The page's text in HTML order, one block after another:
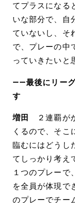
てプラスになる
いな部分で、自
ていないし、そ
で、プレーの中
っていきたいと
――最後にリー
す
増田
２連覇が
くるので、そこ
臨むにはどうし
てしっかり考え
１つのプレーで
を全員が体現で
のプレーでチー